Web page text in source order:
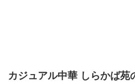
カジュアル中華 しらかば苑